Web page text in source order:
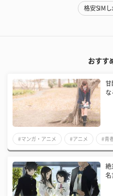
格安SIMし
おすす
甘
な
#マンガ・アニメ #アニメ #青
絶
名